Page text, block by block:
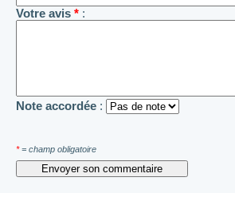
Votre avis * :
Note accordée :
*= champ obligatoire